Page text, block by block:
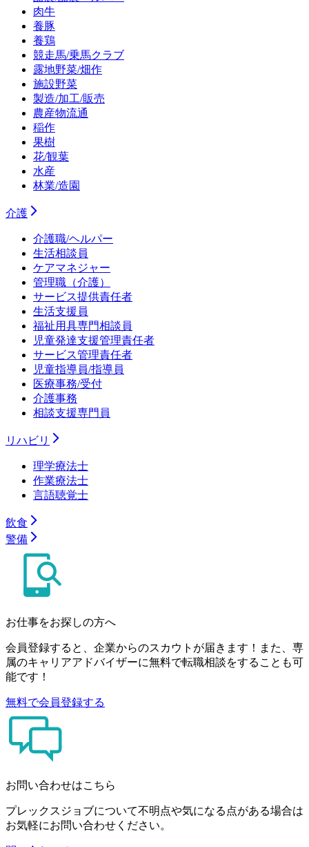
肉牛
養豚
養鶏
競走馬/乗馬クラブ
露地野菜/畑作
施設野菜
製造/加工/販売
農産物流通
稲作
果樹
花/観葉
水産
林業/造園
介護
介護職/ヘルパー
生活相談員
ケアマネジャー
管理職（介護）
サービス提供責任者
生活支援員
福祉用具専門相談員
児童発達支援管理責任者
サービス管理責任者
児童指導員/指導員
医療事務/受付
介護事務
相談支援専門員
リハビリ
理学療法士
作業療法士
言語聴覚士
飲食
警備
お仕事をお探しの方へ
会員登録すると、企業からのスカウトが届きます！また、専
属のキャリアアドバイザーに無料で転職相談をすることも可
能です！
無料で会員登録する
お問い合わせはこちら
プレックスジョブについて不明点や気になる点がある場合は
お気軽にお問い合わせください。